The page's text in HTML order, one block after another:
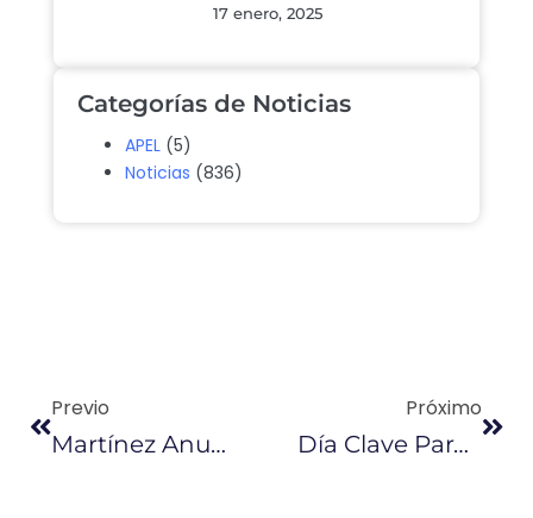
17 enero, 2025
Categorías de Noticias
APEL (5)
Noticias (836)
Previo
Martínez Anuncia Sus Primeras Acciones Al Frente De Finanzas
Próximo
Día Clave Para El Futuro De La Tasa De Control Aduanero